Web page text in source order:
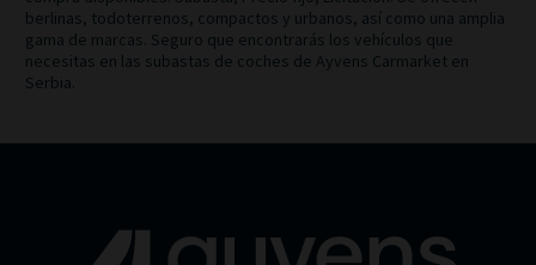
berlinas, todoterrenos, compactos y urbanos, así como una amplia
gama de marcas. Seguro que encontrarás los vehículos que
necesitas en las subastas de coches de Ayvens Carmarket en
Serbia.